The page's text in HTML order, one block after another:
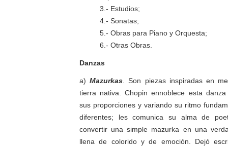
3.- Estudios;
4.- Sonatas;
5.- Obras para Piano y Orquesta;
6.- Otras Obras.
Danzas
a)Mazurkas . Son piezas inspiradas en
tierra nativa. Chopin ennoblece esta
sus proporciones y variando su ritmo
diferentes; les comunica su alma de
convertir una simple mazurka en una
llena de colorido y de emoción. Dejó